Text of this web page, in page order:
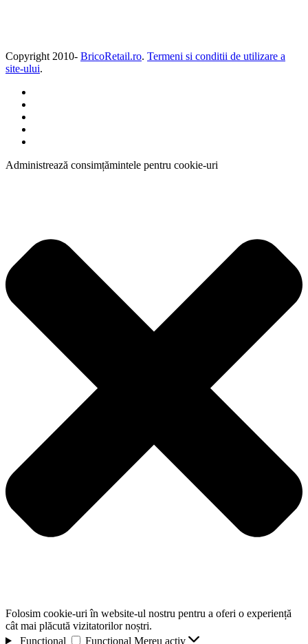
Copyright 2010- BricoRetail.ro. Termeni si conditii de utilizare a
site-ului.
Administrează consimțămintele pentru cookie-uri
Folosim cookie-uri în website-ul nostru pentru a oferi o experiență
cât mai plăcută vizitatorilor noștri.
Functional
Functional Mereu activ